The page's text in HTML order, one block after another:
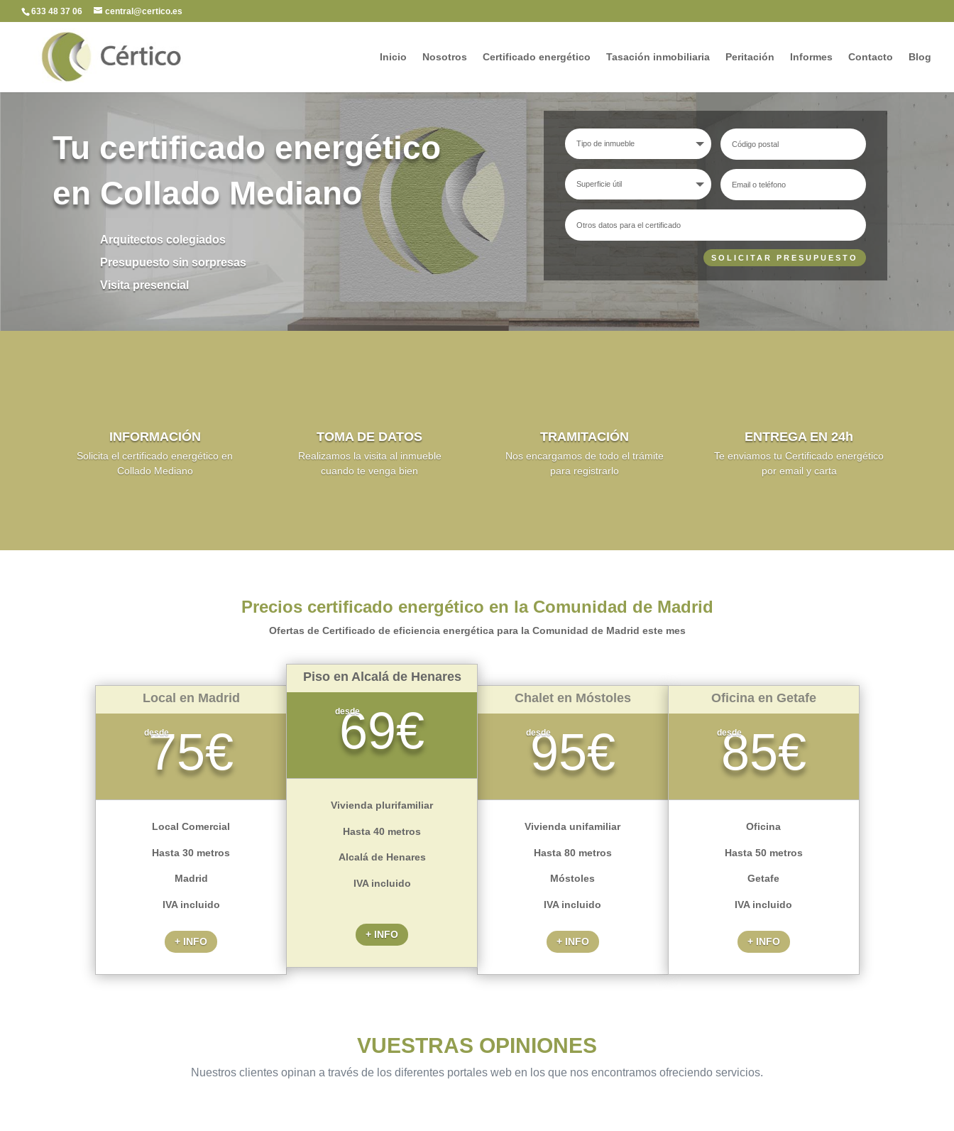
633 48 37 06 central@certico.es
Inicio Nosotros Certificado energético Tasación inmobiliaria Peritación Informes Contacto Blog
Tu certificado energético
en Collado Mediano
Arquitectos colegiados
Presupuesto sin sorpresas
Visita presencial
SOLICITAR PRESUPUESTO
INFORMACIÓN
Solicita el certificado energético en
Collado Mediano
TOMA DE DATOS
Realizamos la visita al inmueble
cuando te venga bien
TRAMITACIÓN
Nos encargamos de todo el trámite
para registrarlo
ENTREGA EN 24h
Te enviamos tu Certificado energético
por email y carta
Precios certificado energético en la Comunidad de Madrid
Ofertas de Certificado de eficiencia energética para la Comunidad de Madrid este mes
Local en Madrid
desde
75€
Local Comercial
Hasta 30 metros
Madrid
IVA incluido
+ INFO
Piso en Alcalá de Henares
desde
69€
Vivienda plurifamiliar
Hasta 40 metros
Alcalá de Henares
IVA incluido
+ INFO
Chalet en Móstoles
desde
95€
Vivienda unifamiliar
Hasta 80 metros
Móstoles
IVA incluido
+ INFO
Oficina en Getafe
desde
85€
Oficina
Hasta 50 metros
Getafe
IVA incluido
+ INFO
VUESTRAS OPINIONES
Nuestros clientes opinan a través de los diferentes portales web en los que nos encontramos ofreciendo servicios.